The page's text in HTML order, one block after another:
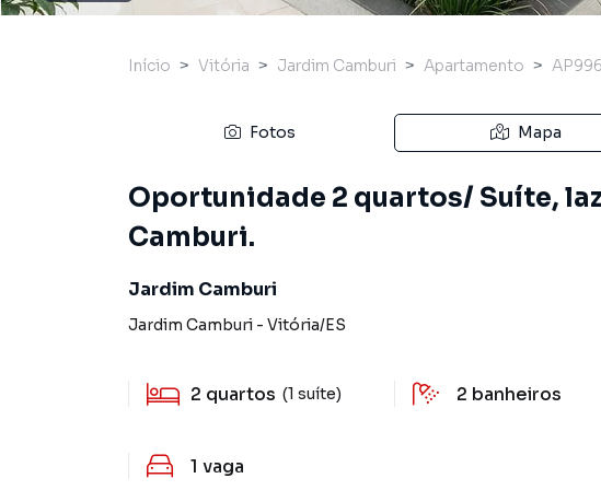
Início Vitória Jardim Camburi Apartamento
Fotos Mapa
Oportunidade 2 quartos/ Suíte,
Camburi.
Jardim Camburi
Jardim Camburi - Vitória/ES
2 quartos (1 suíte) 2 banheiros
1 vaga